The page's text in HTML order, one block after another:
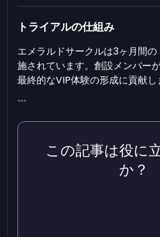
トライアルの仕組み
エメラルドサークルは3ヶ月間
施されています。創設メンバー
最終的なVIP体験の形成に貢献し
```
この記事は役に
か？